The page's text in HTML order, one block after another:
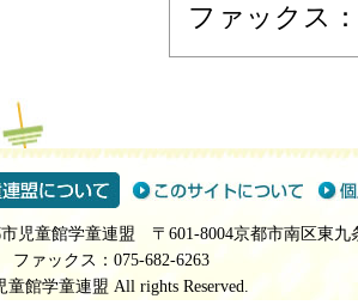
ファックス
児童館学童連盟 〒601-8004京都市南区東九
ファックス：075-682-6263
館学童連盟 All rights Reserved.